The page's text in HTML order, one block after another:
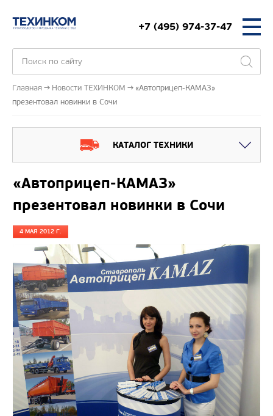
+7 (495) 974-37-47
Главная Новости ТЕХИНКОМ
«Автоприцеп-КАМАЗ»
презентовал новинки в Сочи
КАТАЛОГ ТЕХНИКИ
«Автоприцеп-КАМАЗ»
презентовал новинки в Сочи
4 МАЯ 2012 Г.